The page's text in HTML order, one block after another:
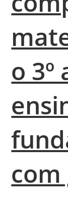
o 3º